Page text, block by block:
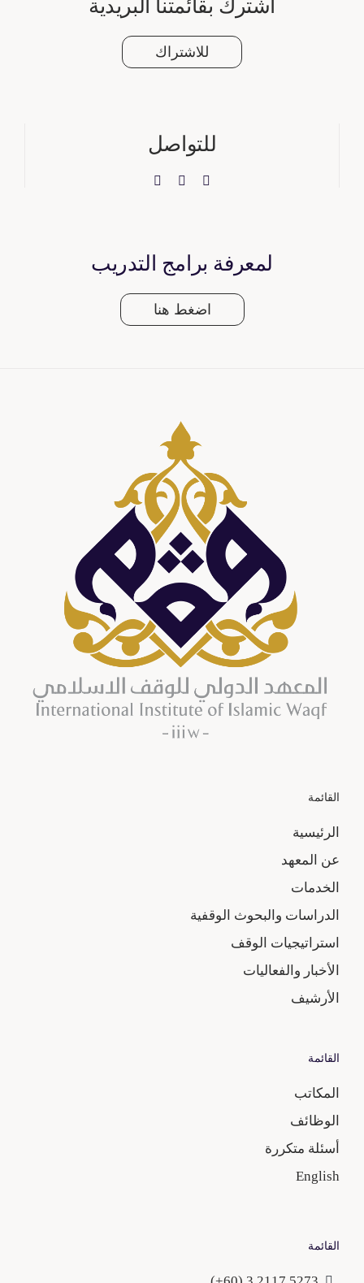
اشترك بقائمتنا البريدية
للاشتراك
للتواصل
لمعرفة برامج التدريب
اضغط هنا
القائمة
الرئيسية
عن المعهد
الخدمات
الدراسات والبحوث الوقفية
استراتيجيات الوقف
الأخبار والفعاليات
الأرشيف
القائمة
المكاتب
الوظائف
أسئلة متكررة
English
القائمة